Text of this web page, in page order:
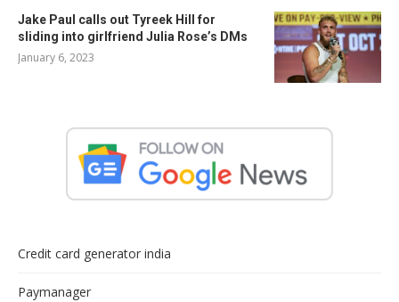
Jake Paul calls out Tyreek Hill for
sliding into girlfriend Julia Rose’s DMs
January 6, 2023
Credit card generator india
Paymanager